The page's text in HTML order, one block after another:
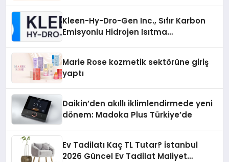
Kleen-Hy-Dro-Gen Inc., Sıfır Karbon
Emisyonlu Hidrojen Isıtma
Marie Rose kozmetik sektörüne giriş
yaptı
Daikin’den akıllı iklimlendirmede yeni
dönem: Madoka Plus Türkiye’de
Ev Tadilatı Kaç TL Tutar? İstanbul
2026 Güncel Ev Tadilat Maliyet